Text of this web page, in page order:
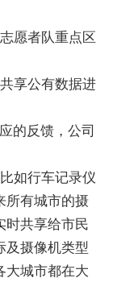
愿者队重点区
享公有数据进
的反馈，公司
如行车记录仪
所有城市的摄
时共享给市民
及摄像机类型
大城市都在大